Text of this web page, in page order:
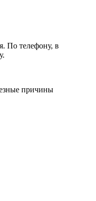
По телефону, в
причины